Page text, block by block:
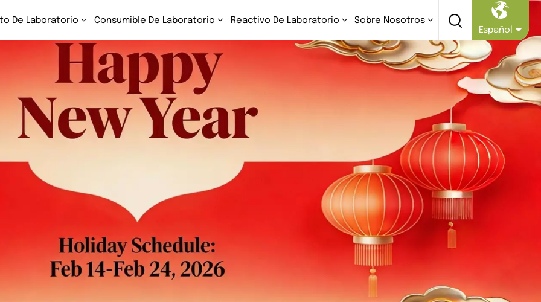
De Laboratorio Consumible De Laboratorio Reactivo De Laboratorio
Sobre Nosotros
Español
English
Русский
Español